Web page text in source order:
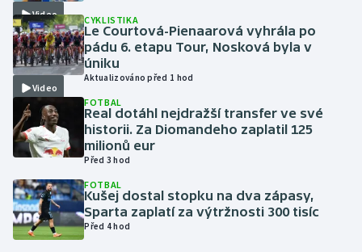
Lezení
Lyže a snowboard
Moderní pětiboj
Motorsport
Olympijské hry
Parasport
Plavání
Video
Video
CYKLISTIKA
Le Courtová-Pienaarová vyhrála po
pádu 6. etapu Tour, Nosková byla v
úniku
Aktualizováno před 1 hod
FOTBAL
Real dotáhl nejdražší transfer ve své
historii. Za Diomandeho zaplatil 125
milionů eur
Před 3 hod
FOTBAL
Kušej dostal stopku na dva zápasy,
Sparta zaplatí za výtržnosti 300 tisíc
Před 4 hod